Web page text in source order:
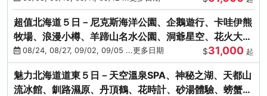
超值北海道５日－尼克斯海洋公園、企鵝遊行、卡哇伊熊
牧場、浪漫小樽、羊蹄山名水公園、洞爺星空、花火大
會、螃蟹懷石料理
08/24, 08/27, 09/02, 09/05 ...更多日期 $31,000 起
魅力北海道道東５日－天空溫泉SPA、神秘之湖、天都山
流冰館、釧路濕原、丹頂鶴、花時計、砂湯體驗、螃蟹吃